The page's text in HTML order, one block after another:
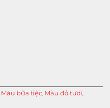
Màu bữa tiệc, Màu đỏ tươi,